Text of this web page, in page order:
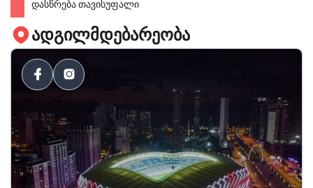
დასწრება თავისუფალი
ადგილმდებარეობა